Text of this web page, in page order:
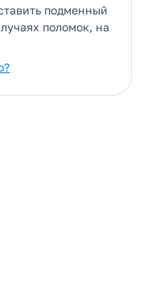
подменный
поломок, на